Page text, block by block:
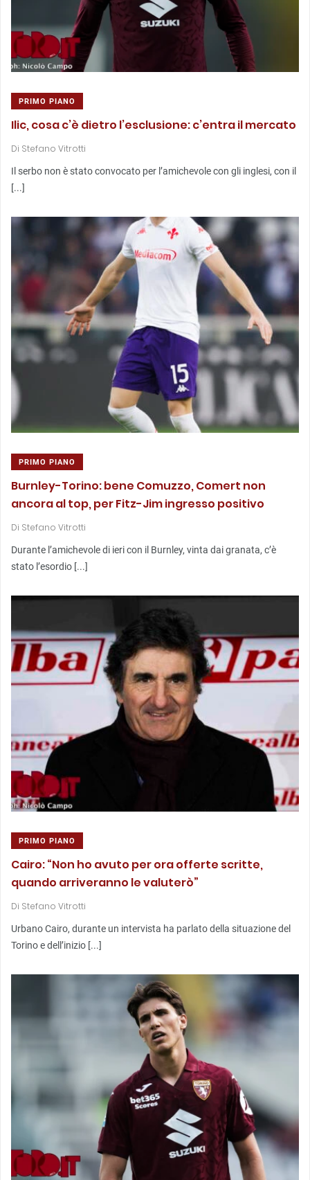
PRIMO PIANO
Ilic, cosa c’è dietro l’esclusione: c’entra il mercato
Di Stefano Vitrotti
Il serbo non è stato convocato per l’amichevole con gli inglesi, con il
[...]
PRIMO PIANO
Burnley-Torino: bene Comuzzo, Comert non
ancora al top, per Fitz-Jim ingresso positivo
Di Stefano Vitrotti
Durante l’amichevole di ieri con il Burnley, vinta dai granata, c’è
stato l’esordio [...]
PRIMO PIANO
Cairo: “Non ho avuto per ora offerte scritte,
quando arriveranno le valuterò”
Di Stefano Vitrotti
Urbano Cairo, durante un intervista ha parlato della situazione del
Torino e dell’inizio [...]